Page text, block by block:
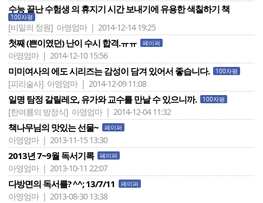
수능 끝난 수험생 의 휴지기 시간 보내기에 유용한 색칠하기 책
100자평
[비밀의 정원] 아영엄마 | 2014-12-14 19:25
첫째 (쁜이였던) 난이 수시 합격.ㅠㅠ 페이퍼
아영엄마 | 2014-12-10 15:56
미미여사의 에도 시리즈는 감성이 담겨 있어서 좋습니다. 100자평
[피리술사] 아영엄마 | 2014-12-09 11:08
일명 탐정 갈릴레오, 유가와 교수를 만날 수 있으니까. 100자평
[한여름의 방정식] 아영엄마 | 2014-12-04 11:32
책나무님의 맛있는 선물~ 페이퍼
아영엄마 | 2013-11-15 13:30
2013년 7~9월 독서기록 페이퍼
아영엄마 | 2013-10-11 22:07
다방면의 독서를? ^^; 13/7/11 페이퍼
아영엄마 | 2013-08-30 13:38